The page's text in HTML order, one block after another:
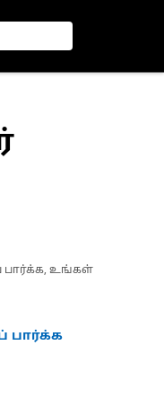
பார்க்க, உங்கள்
பார்க்க